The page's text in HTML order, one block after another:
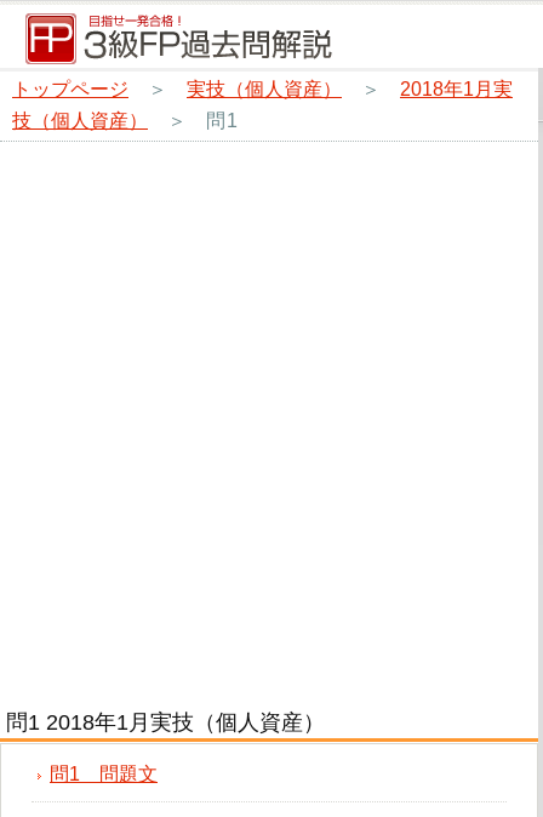
トップページ ＞ 実技（個人資産） ＞ 2018年1月実
技（個人資産）
＞ 問1
問1 2018年1月実技（個人資産）
問1 問題文